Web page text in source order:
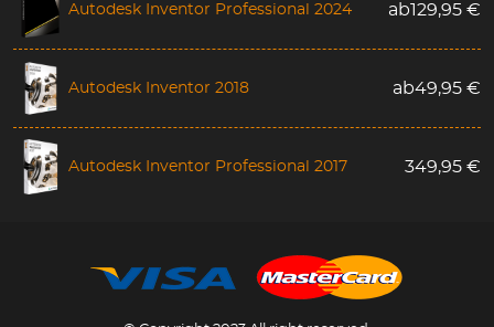
Autodesk Inventor Professional 2024 ab129,95 €
Autodesk Inventor 2018 ab49,95 €
Autodesk Inventor Professional 2017 349,95 €